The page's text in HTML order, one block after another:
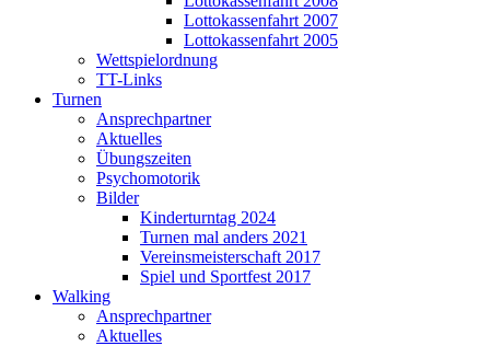
Lottokassenfahrt 2007
Lottokassenfahrt 2005
Wettspielordnung
TT-Links
Turnen
Ansprechpartner
Aktuelles
Übungszeiten
Psychomotorik
Bilder
Kinderturntag 2024
Turnen mal anders 2021
Vereinsmeisterschaft 2017
Spiel und Sportfest 2017
Walking
Ansprechpartner
Aktuelles